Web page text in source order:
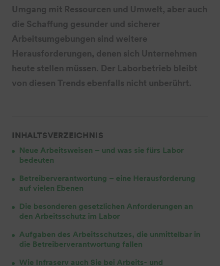
Umgang mit Ressourcen und Umwelt, aber auch
die Schaffung gesunder und sicherer
Arbeitsumgebungen sind weitere
Herausforderungen, denen sich Unternehmen
heute stellen müssen. Der Laborbetrieb bleibt
von diesen Trends ebenfalls nicht unberührt.
INHALTSVERZEICHNIS
Neue Arbeitsweisen – und was sie fürs Labor
bedeuten
Betreiberverantwortung – eine Herausforderung
auf vielen Ebenen
Die besonderen gesetzlichen Anforderungen an
den Arbeitsschutz im Labor
Aufgaben des Arbeitsschutzes, die unmittelbar in
die Betreiberverantwortung fallen
Wie Infraserv auch Sie bei Arbeits- und